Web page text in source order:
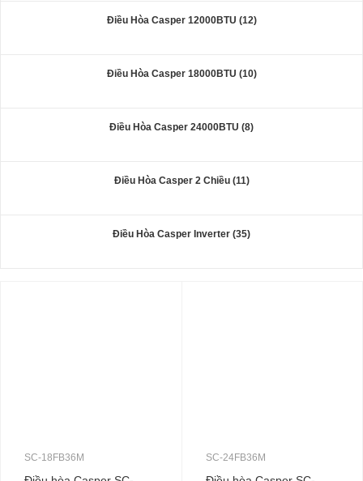
Điều Hòa Casper 12000BTU (12)
Điều Hòa Casper 18000BTU (10)
Điều Hòa Casper 24000BTU (8)
Điều Hòa Casper 2 Chiều (11)
Điều Hòa Casper Inverter (35)
SC-18FB36M SC-24FB36M